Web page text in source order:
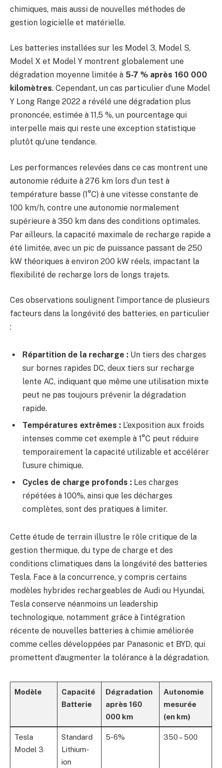
chimiques, mais aussi de nouvelles méthodes de
gestion logicielle et matérielle.
Les batteries installées sur les Model 3, Model S,
Model X et Model Y montrent globalement une
dégradation moyenne limitée à 5-7 % après 160 000
kilomètres. Cependant, un cas particulier d’une Model
Y Long Range 2022 a révélé une dégradation plus
prononcée, estimée à 11,5 %, un pourcentage qui
interpelle mais qui reste une exception statistique
plutôt qu’une tendance.
Les performances relevées dans ce cas montrent une
autonomie réduite à 276 km lors d’un test à
température basse (1°C) à une vitesse constante de
100 km/h, contre une autonomie normalement
supérieure à 350 km dans des conditions optimales.
Par ailleurs, la capacité maximale de recharge rapide a
été limitée, avec un pic de puissance passant de 250
kW théoriques à environ 200 kW réels, impactant la
flexibilité de recharge lors de longs trajets.
Ces observations soulignent l’importance de plusieurs
facteurs dans la longévité des batteries, en particulier
:
Répartition de la recharge : Un tiers des charges
sur bornes rapides DC, deux tiers sur recharge
lente AC, indiquant que même une utilisation mixte
peut ne pas toujours prévenir la dégradation
rapide.
Températures extrêmes : L’exposition aux froids
intenses comme cet exemple à 1°C peut réduire
temporairement la capacité utilizable et accélérer
l’usure chimique.
Cycles de charge profonds : Les charges
répétées à 100%, ainsi que les décharges
complètes, sont des pratiques à limiter.
Cette étude de terrain illustre le rôle critique de la
gestion thermique, du type de charge et des
conditions climatiques dans la longévité des batteries
Tesla. Face à la concurrence, y compris certains
modèles hybrides rechargeables de Audi ou Hyundai,
Tesla conserve néanmoins un leadership
technologique, notamment grâce à l’intégration
récente de nouvelles batteries à chimie améliorée
comme celles développées par Panasonic et BYD, qui
promettent d’augmenter la tolérance à la dégradation.
Modèle
Capacité
Batterie
Dégradation
après 160
000 km
Autonomie
mesurée
(en km)
Tesla
Model 3
Standard
Lithium-
ion
5-6% 350 – 500